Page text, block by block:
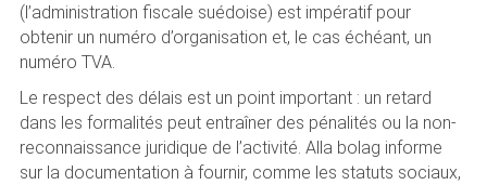
(l’administration fiscale suédoise) est impératif pour
obtenir un numéro d’organisation et, le cas échéant, un
numéro TVA.
Le respect des délais est un point important : un retard
dans les formalités peut entraîner des pénalités ou la non-
reconnaissance juridique de l’activité. Alla bolag informe
sur la documentation à fournir, comme les statuts sociaux,